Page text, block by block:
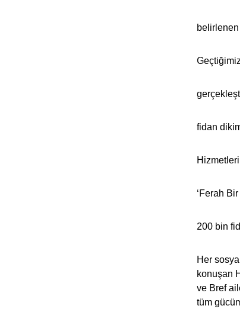
fidan
‘Ferah
200 bin
Her
konuşan
ve Bref
tüm